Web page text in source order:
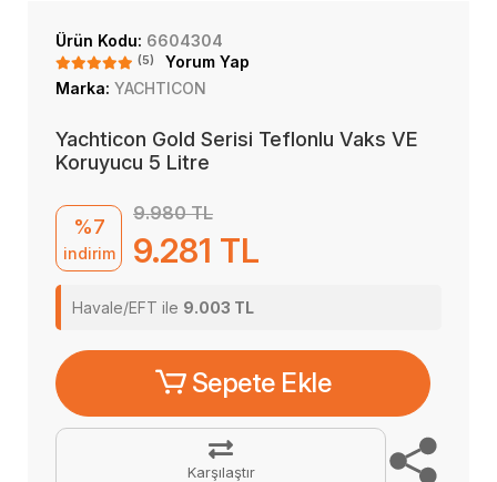
Ürün Kodu: 6604304
(5)
Yorum Yap
Marka: YACHTICON
Yachticon Gold Serisi Teflonlu Vaks VE
Koruyucu 5 Litre
%7
indirim
9.980 TL
9.281 TL
Havale/EFT ile 9.003 TL
Sepete Ekle
Karşılaştır